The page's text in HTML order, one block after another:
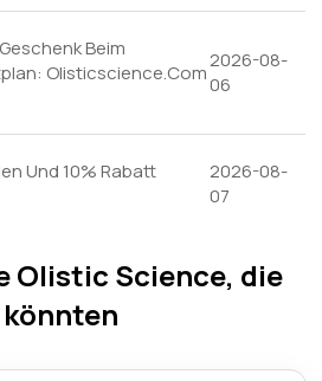
Beim
Olisticscience.Com
2026-08-
06
Und 10% Rabatt
2026-08-
07
Olistic Science, die